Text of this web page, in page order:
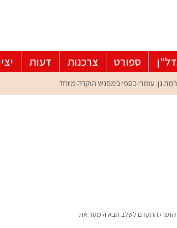
ספורט צרכנות דעות
הזמן להתקדם לשלב הבא ולמסד את